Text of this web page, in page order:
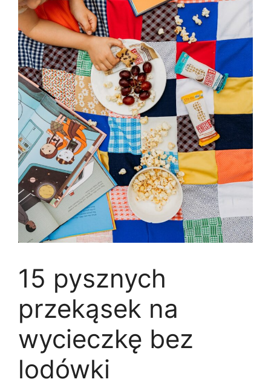
15 pysznych
przekąsek na
wycieczkę bez
lodówki